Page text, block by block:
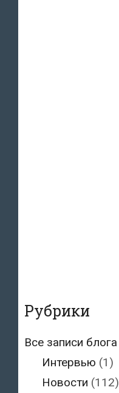
Рубрики
Все записи блога
Интервью (1)
Новости (112)